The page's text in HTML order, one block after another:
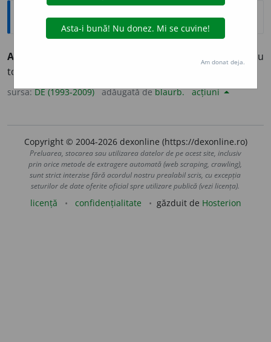
Enciclopedice
AD VITAM AETERNAM
– Pentru
totdeauna, pentru vecie.
sursa:DE (1993-2009) adăugată deblaurb. acțiuni
Copyright © 2004-2026 dexonline (https://dexonline.ro)
Preluarea, stocarea sau utilizarea datelor de pe acest site, inclusiv
prin orice metode de extragere automată (web scraping, crawling),
sunt strict interzise fără acordul nostru prealabil scris, cu excepția
seturilor de date oferite oficial spre utilizare publică (vezi licența).
licență confidențialitate găzduit de Hosterion
Am donat deja.